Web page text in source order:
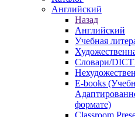
Английский
Назад
Английский
Учебная
Словари/
E-books
формате)
Classroom